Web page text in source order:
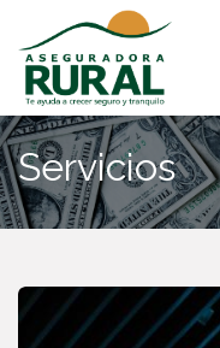
Servicios